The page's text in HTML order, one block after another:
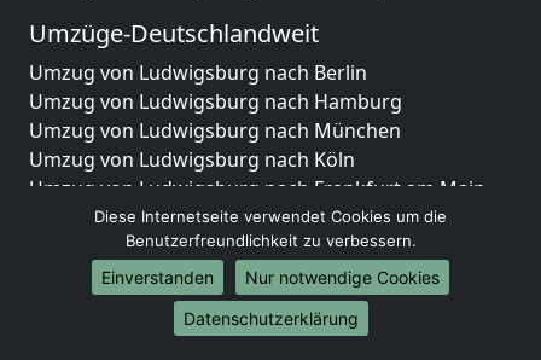
Umzüge-Deutschlandweit
Umzug von Ludwigsburg nach Berlin
Umzug von Ludwigsburg nach Hamburg
Umzug von Ludwigsburg nach München
Umzug von Ludwigsburg nach Köln
Umzug von Ludwigsburg nach Frankfurt am Main
Umzug von Ludwigsburg nach Stuttgart
Umzug von Ludwigsburg nach Düsseldorf
Umzug von Ludwigsburg nach Leipzig
Umzug von Ludwigsburg nach Dortmund
Umzug von Ludwigsburg nach Essen
Diese Internetseite verwendet Cookies um die
Benutzerfreundlichkeit zu verbessern.
Einverstanden
Nur notwendige Cookies
Datenschutzerklärung